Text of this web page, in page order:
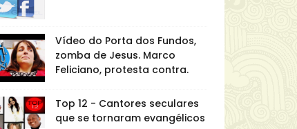
Vídeo do Porta dos Fundos,
zomba de Jesus. Marco
Feliciano, protesta contra.
Top 12 - Cantores seculares
que se tornaram evangélicos